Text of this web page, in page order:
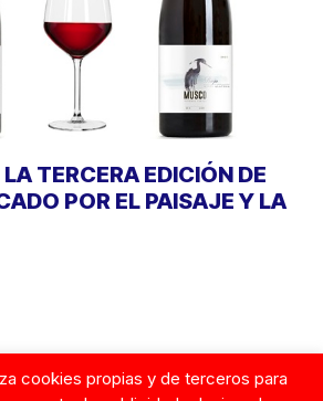
TERCERA EDICIÓN DE
POR EL PAISAJE Y LA
cookies propias y de terceros para